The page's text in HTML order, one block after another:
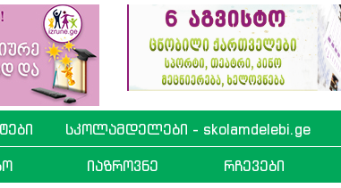
სკოლამდელები - skolamdelebi.ge
იაზროვნე რჩევები